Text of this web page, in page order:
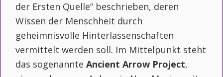
der Ersten Quelle“ beschrieben, deren
Wissen der Menschheit durch
geheimnisvolle Hinterlassenschaften
vermittelt werden soll. Im Mittelpunkt steht
das sogenannte Ancient Arrow Project,